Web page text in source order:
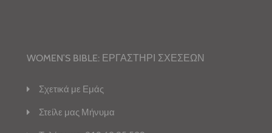
WOMEN’S BIBLE: ΕΡΓΑΣΤΗΡΙ ΣΧΕΣΕΩΝ
Σχετικά με Εμάς
Στείλε μας Μήνυμα